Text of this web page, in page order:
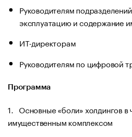
Руководителям
эксплуатацию и содержание
ИТ-директорам
Руководителям по цифровой
Программа
1. Основные «боли» холдингов в
имущественным комплексом